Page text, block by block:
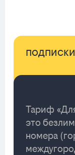
Тариф
это
номера